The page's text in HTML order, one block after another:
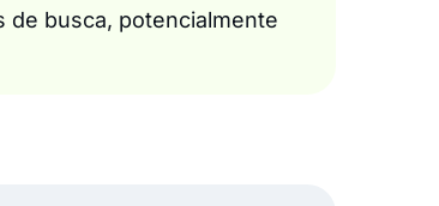
de busca, potencialmente